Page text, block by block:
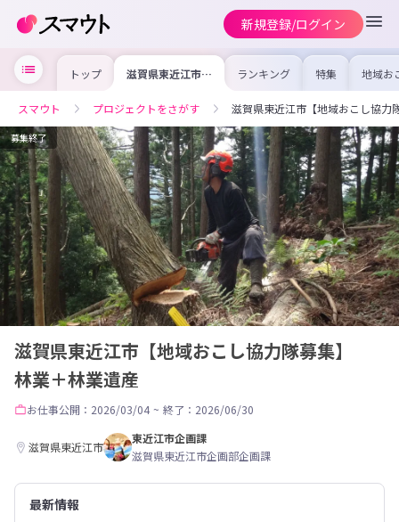
新規登録/ログイン
トップ 滋賀県東近江市
【地域おこし協力
林業遺産
ランキング 特集 地域お
の求
を集め
事内容
を比較
合った
けよう
スマウト プロジェクトをさがす 滋賀県東近江市【地域おこし協
募集終了
滋賀県東近江市【地域おこし協力隊募集】
林業＋林業遺産
お仕事公開：2026/03/04 ~ 終了：2026/06/30
滋賀県東近江市
東近江市企画課
滋賀県東近江市企画部企画課
最新情報